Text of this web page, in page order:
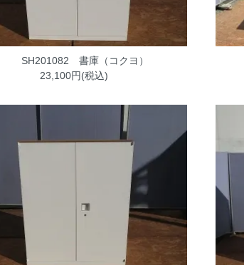
SH201082 書庫（コクヨ）
23,100円(税込)